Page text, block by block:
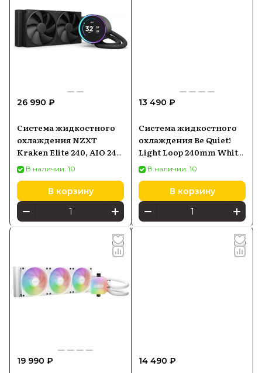
26 990 ₽
Система жидкостного
охлаждения NZXT
Kraken Elite 240, AIO 240
мм, LCD 2,72", чёрная
В наличии: 10
В корзину
13 490 ₽
Система жидкостного
охлаждения Be Quiet!
Light Loop 240mm White
2x120mm (BW021)
В наличии: 10
В корзину
19 990 ₽ 14 490 ₽